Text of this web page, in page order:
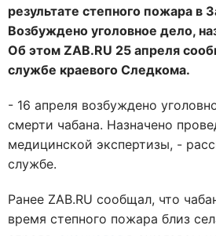
результате степного пожара в
Возбуждено уголовное дело,
Об этом ZAB.RU 25 апреля
службе краевого Следкома.
- 16 апреля возбуждено
смерти чабана. Назначено
медицинской экспертизы, -
службе.
Ранее ZAB.RU сообщал, что
время степного пожара близ